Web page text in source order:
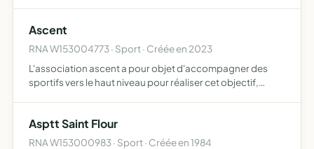
Ascent
RNA W153004773 · Sport · Créée en 2023
L'association ascent a pour objet d'accompagner des
sportifs vers le haut niveau pour réaliser cet objectif,
afi…
Asptt Saint Flour
RNA W153000983 · Sport · Créée en 1984